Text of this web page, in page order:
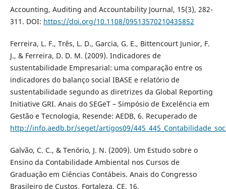
Accounting, Auditing and Accountability Journal, 15(3), 282-
311. DOI: https://doi.org/10.1108/09513570210435852
Ferreira, L. F., Três, L. D., Garcia, G. E., Bittencourt Junior, F.
J., & Ferreira, D. D. M. (2009). Indicadores de
sustentabilidade Empresarial: uma comparação entre os
indicadores do balanço social IBASE e relatório de
sustentabilidade segundo as diretrizes da Global Reporting
Initiative GRI. Anais do SEGeT – Simpósio de Excelência em
Gestão e Tecnologia, Resende: AEDB, 6. Recuperado de
http://info.aedb.br/seget/artigos09/
Galvão, C. C., & Tenório, J. N. (2009). Um Estudo sobre o
Ensino da Contabilidade Ambiental nos Cursos de
Graduação em Ciências Contábeis. Anais do Congresso
Brasileiro de Custos, Fortaleza, CE, 16.